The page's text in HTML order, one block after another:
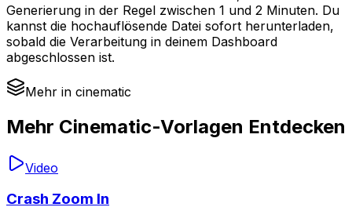
Generierung in der Regel zwischen 1 und 2 Minuten. Du
kannst die hochauflösende Datei sofort herunterladen,
sobald die Verarbeitung in deinem Dashboard
abgeschlossen ist.
Mehr in cinematic
Mehr Cinematic-Vorlagen Entdecken
Video
Crash Zoom In